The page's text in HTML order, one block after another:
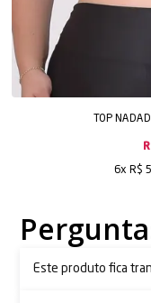
TOP
6x R$
Este produto fica